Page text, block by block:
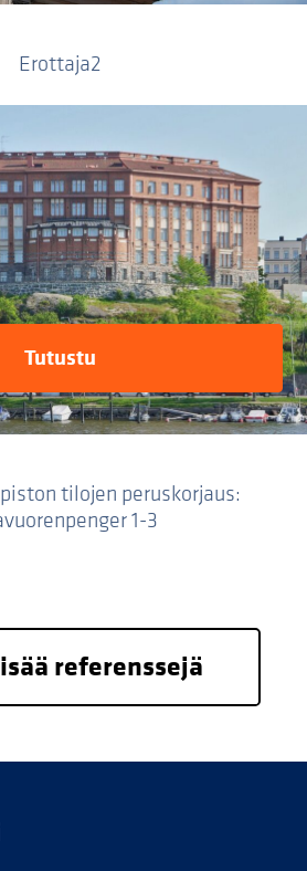
Erottaja2
Tutustu
tilojen peruskorjaus:
1-3
referenssejä